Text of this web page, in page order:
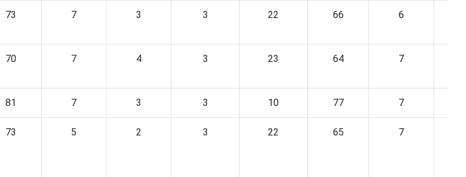
73 7 3 3 22 66 6
70 7 4 3 23 64 7
81 7 3 3 10 77 7
73 5 2 3 22 65 7